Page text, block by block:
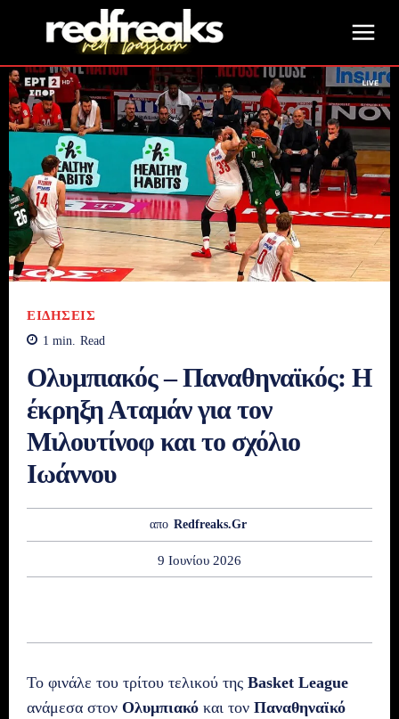
ΕΙΔΉΣΕΙΣ
1 min. Read
Ολυμπιακός – Παναθηναϊκός: Η
έκρηξη Αταμάν για τον
Μιλουτίνοφ και το σχόλιο
Ιωάννου
απο Redfreaks.gr
9 Ιουνίου 2026
Το φινάλε του τρίτου τελικού της Basket League
ανάμεσα στον Ολυμπιακό και τον Παναθηναϊκό